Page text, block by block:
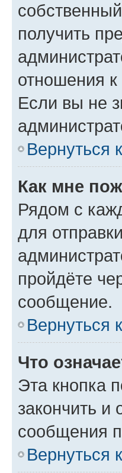
получить
отношения
Если вы не
Вернуться
Как мне
Рядом с
для
пройдёте
сообщение.
Вернуться
Что
Эта кнопка
закончить и
сообщения
Вернуться